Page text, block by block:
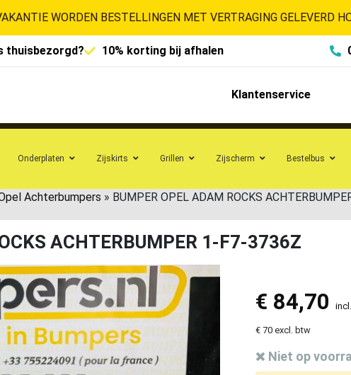
WORDEN BESTELLINGEN MET VERTRAGING GELEVERD
thuisbezorgd? 10% korting bij afhalen
Klantenservice
Onderplaten Zijskirts Grillen Zijscherm Bestelbus
Achterbumpers » BUMPER OPEL ADAM ROCKS
ACHTERBUMPER 1-F7-3736Z
€ 84,70
€ 70 excl. btw
Niet op